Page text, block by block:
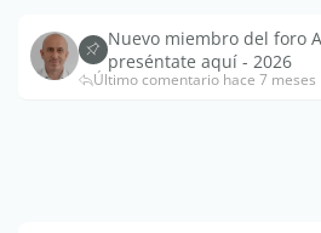
Nuevo miembro del foro
preséntate aquí - 2026
Último comentario hace 7 meses